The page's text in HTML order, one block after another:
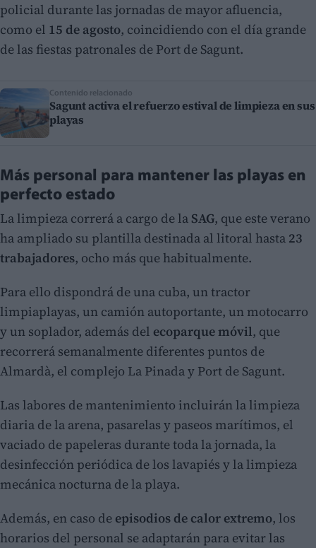
policial durante las jornadas de mayor afluencia,
como el 15 de agosto, coincidiendo con el día grande
de las fiestas patronales de Port de Sagunt.
Contenido relacionado
Sagunt activa el refuerzo estival de limpieza en sus
playas
Más personal para mantener las playas en
perfecto estado
La limpieza correrá a cargo de la SAG, que este verano
ha ampliado su plantilla destinada al litoral hasta 23
trabajadores, ocho más que habitualmente.
Para ello dispondrá de una cuba, un tractor
limpiaplayas, un camión autoportante, un motocarro
y un soplador, además del ecoparque móvil, que
recorrerá semanalmente diferentes puntos de
Almardà, el complejo La Pinada y Port de Sagunt.
Las labores de mantenimiento incluirán la limpieza
diaria de la arena, pasarelas y paseos marítimos, el
vaciado de papeleras durante toda la jornada, la
desinfección periódica de los lavapiés y la limpieza
mecánica nocturna de la playa.
Además, en caso de episodios de calor extremo, los
horarios del personal se adaptarán para evitar las